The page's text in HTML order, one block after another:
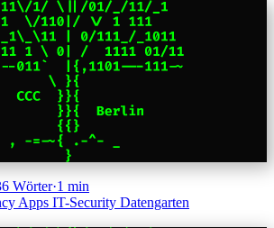
Wörter·1 min
Apps IT-Security Datengarten